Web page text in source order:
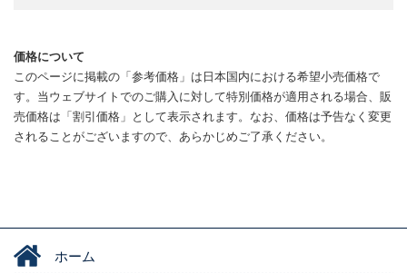
価格について
このページに掲載の「参考価格」は日本国内における希望小売価格で
す。当ウェブサイトでのご購入に対して特別価格が適用される場合、販
売価格は「割引価格」として表示されます。なお、価格は予告なく変更
されることがございますので、あらかじめご了承ください。
ホーム